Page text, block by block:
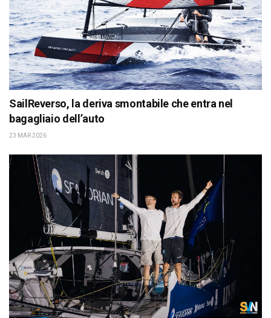
SailReverso, la deriva smontabile che entra nel
bagagliaio dell’auto
23 MAR 2026